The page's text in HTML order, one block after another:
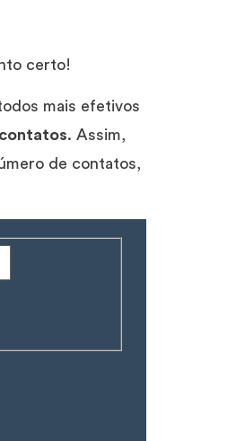
certo!
mais efetivos
. Assim,
de contatos,